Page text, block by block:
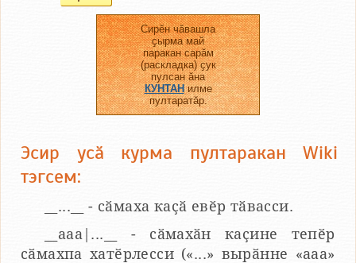
Сирӗн чӑвашла
ҫырма май
паракан сарӑм
(раскладка) ҫук
пулсан ӑна
КУНТАНилме
пултаратӑр.
Эсир усӑ курма пултаракан Wiki
тэгсем:
__...__ - сӑмаха каҫӑ евӗр тӑвасси.
__aaa|...__ - сӑмахӑн каҫине тепӗр
сӑмахпа хатӗрлесси («...» вырӑнне «ааа»